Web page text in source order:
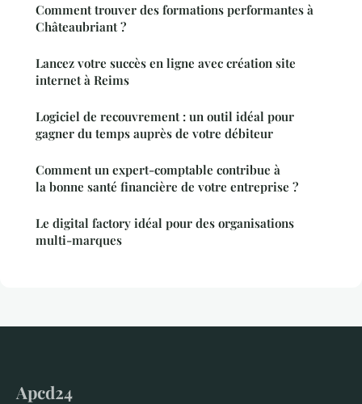
Comment trouver des formations performantes à
Châteaubriant ?
Lancez votre succès en ligne avec création site
internet à Reims
Logiciel de recouvrement : un outil idéal pour
gagner du temps auprès de votre débiteur
Comment un expert-comptable contribue à
la bonne santé financière de votre entreprise ?
Le digital factory idéal pour des organisations
multi-marques
Apcd24